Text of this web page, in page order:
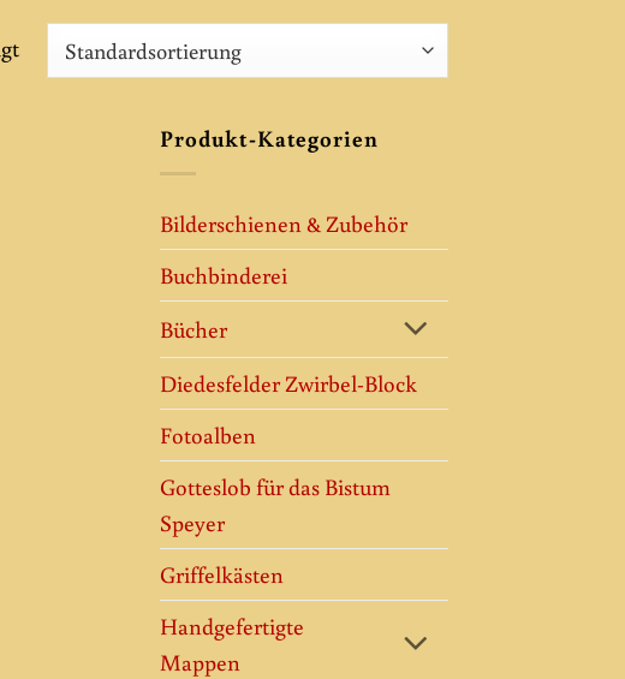
Produkt-Kategorien
Bilderschienen & Zubehör
Buchbinderei
Bücher
Diedesfelder Zwirbel-Block
Fotoalben
Gotteslob für das Bistum
Speyer
Griffelkästen
Handgefertigte
Mappen